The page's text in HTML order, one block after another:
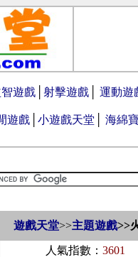
遊戲 射擊遊戲 運動遊
遊戲 小遊戲天堂 海綿
遊戲天堂>>主題遊戲>>
人氣指數： 3601